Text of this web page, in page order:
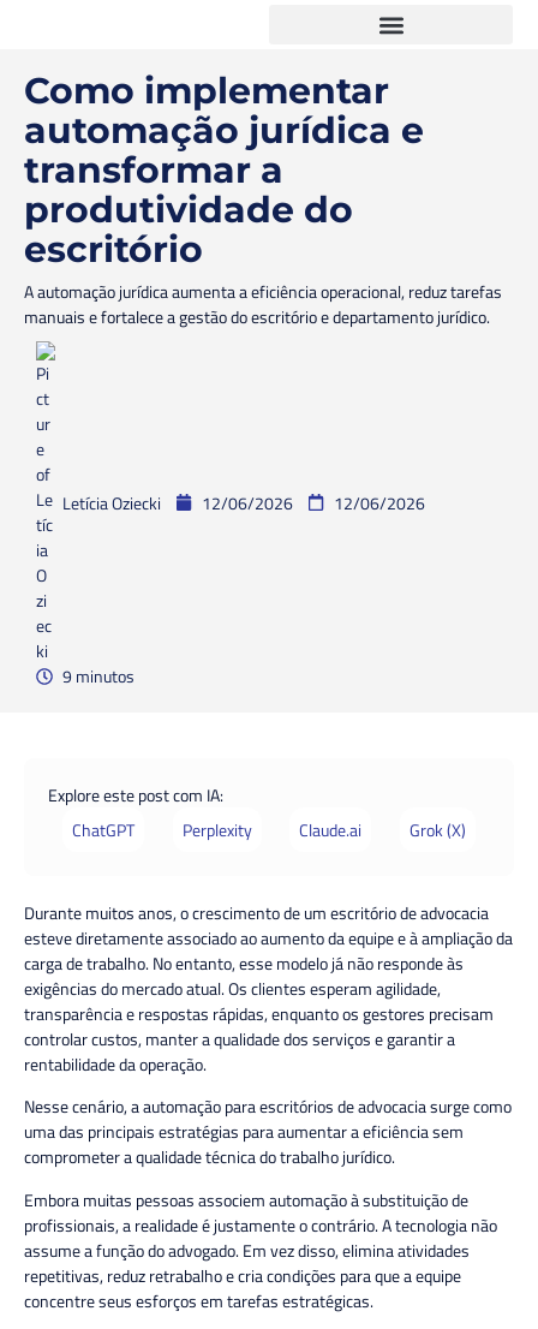
Como implementar
automação jurídica e
transformar a
produtividade do
escritório
A automação jurídica aumenta a eficiência operacional, reduz tarefas
manuais e fortalece a gestão do escritório e departamento jurídico.
Letícia Oziecki 12/06/2026 12/06/2026
9 minutos
Explore este post com IA:
ChatGPT
Perplexity Claude.ai Grok (X)
Durante muitos anos, o crescimento de um escritório de advocacia
esteve diretamente associado ao aumento da equipe e à ampliação da
carga de trabalho. No entanto, esse modelo já não responde às
exigências do mercado atual. Os clientes esperam agilidade,
transparência e respostas rápidas, enquanto os gestores precisam
controlar custos, manter a qualidade dos serviços e garantir a
rentabilidade da operação.
Nesse cenário, a automação para escritórios de advocacia surge como
uma das principais estratégias para aumentar a eficiência sem
comprometer a qualidade técnica do trabalho jurídico.
Embora muitas pessoas associem automação à substituição de
profissionais, a realidade é justamente o contrário. A tecnologia não
assume a função do advogado. Em vez disso, elimina atividades
repetitivas, reduz retrabalho e cria condições para que a equipe
concentre seus esforços em tarefas estratégicas.